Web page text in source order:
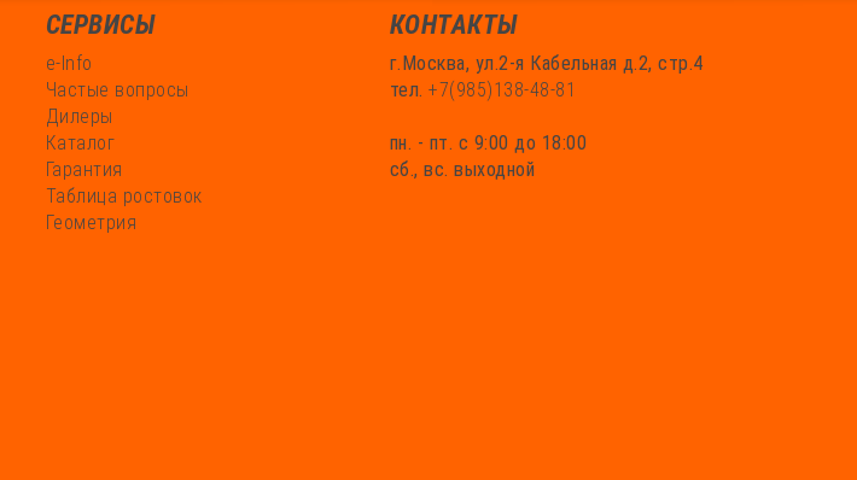
СЕРВИСЫ
e-Info
Частые вопросы
Дилеры
Каталог
Гарантия
Таблица ростовок
Геометрия
КОНТАКТЫ
г.Москва, ул.2-я Кабельная д.2, стр.4
тел.+7(985)138-48-81
пн. - пт. с 9:00 до 18:00
сб., вс. выходной